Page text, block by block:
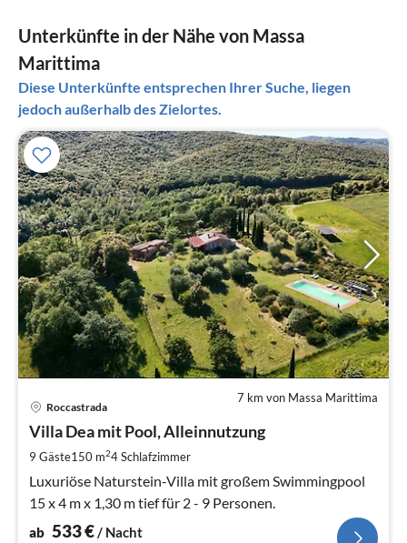
Unterkünfte in der Nähe von Massa
Marittima
Diese Unterkünfte entsprechen Ihrer Suche, liegen
jedoch außerhalb des Zielortes.
7 km von Massa Marittima
Roccastrada
Villa Dea mit Pool, Alleinnutzung
9 Gäste150 m24Schlafzimmer
Luxuriöse Naturstein-Villa mit großem Swimmingpool
15 x 4 m x 1,30 m tief für 2 - 9 Personen.
ab 533€/ Nacht